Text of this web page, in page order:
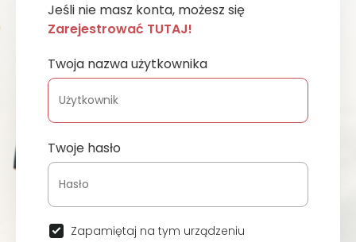
Jeśli nie masz konta, możesz się
Zarejestrować TUTAJ!
Twoja nazwa użytkownika
Twoje hasło
Zapamiętaj na tym urządzeniu